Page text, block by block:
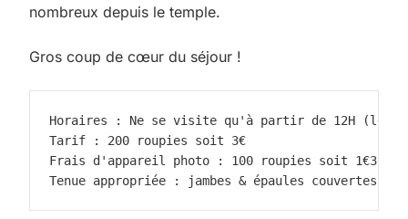
nombreux depuis le temple.
Gros coup de cœur du séjour !
Horaires : Ne se visite qu'à partir de 12H (le
Tarif : 200 roupies soit 3€
Frais d'appareil photo : 100 roupies soit 1€30
Tenue appropriée : jambes & épaules couvertes